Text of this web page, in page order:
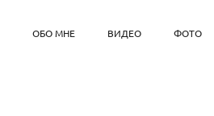
ОБО МНЕ ВИДЕО ФОТО